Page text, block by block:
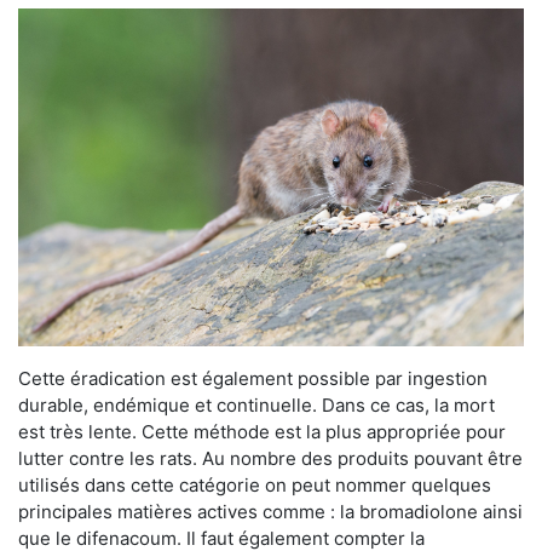
Cette éradication est également possible par ingestion
durable, endémique et continuelle. Dans ce cas, la mort
est très lente. Cette méthode est la plus appropriée pour
lutter contre les rats. Au nombre des produits pouvant être
utilisés dans cette catégorie on peut nommer quelques
principales matières actives comme : la bromadiolone ainsi
que le difenacoum. Il faut également compter la